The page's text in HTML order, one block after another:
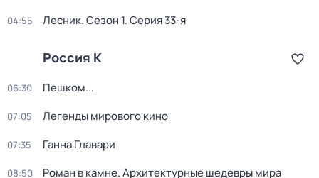
04:55 Лесник. Сезон 1. Серия 33-я
Россия К
06:30 Пешком...
07:05 Легенды мирового кино
07:35 Ганна Главари
08:50 Роман в камне. Архитектурные шедевры мира